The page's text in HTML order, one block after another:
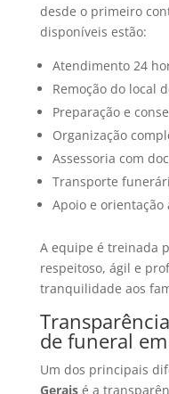
desde o primeiro
disponíveis estão:
Atendimento 24
Remoção do local
Preparação e
Organização
Assessoria com
Transporte
Apoio e orientação
A equipe é treinada
respeitoso, ágil e
tranquilidade aos
de funeral
Um dos principais
Geraisé a